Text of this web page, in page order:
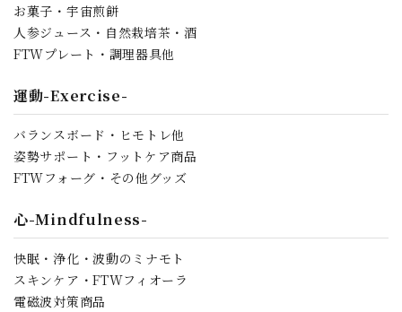
お菓子・宇宙煎餅
人参ジュース・自然栽培茶・酒
FTWプレート・調理器具他
運動-Exercise-
バランスボード・ヒモトレ他
姿勢サポート・フットケア商品
FTWフォーグ・その他グッズ
心-Mindfulness-
快眠・浄化・波動のミナモト
スキンケア・FTWフィオーラ
電磁波対策商品